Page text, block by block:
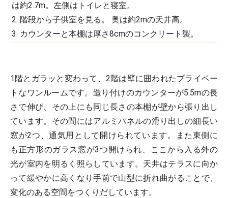
は約2.7m。左側はトイレと寝室。
2. 階段から子供室を見る。 奥は約2mの天井高。
3. カウンターと本棚は厚さ8cmのコンクリート製。
1階とガラッと変わって、2階は壁に囲われたプライベー
トなワンルームです。造り付けのカウンターが5.5mの長
さで伸び、その上にも同じ長さの本棚が壁から張り出し
ています。その間にはアルミパネルの滑り出しの細長い
窓が2つ、通気用として開けられています。また東側に
も正方形のガラス窓が3つ開けられ、ここから入る外の
光が室内を明るく照らしています。天井はテラスに向か
って緩やかに高くなり手前で山型に折れ曲がることで、
変化のある空間をつくりだしています。